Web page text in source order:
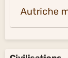
Autriche